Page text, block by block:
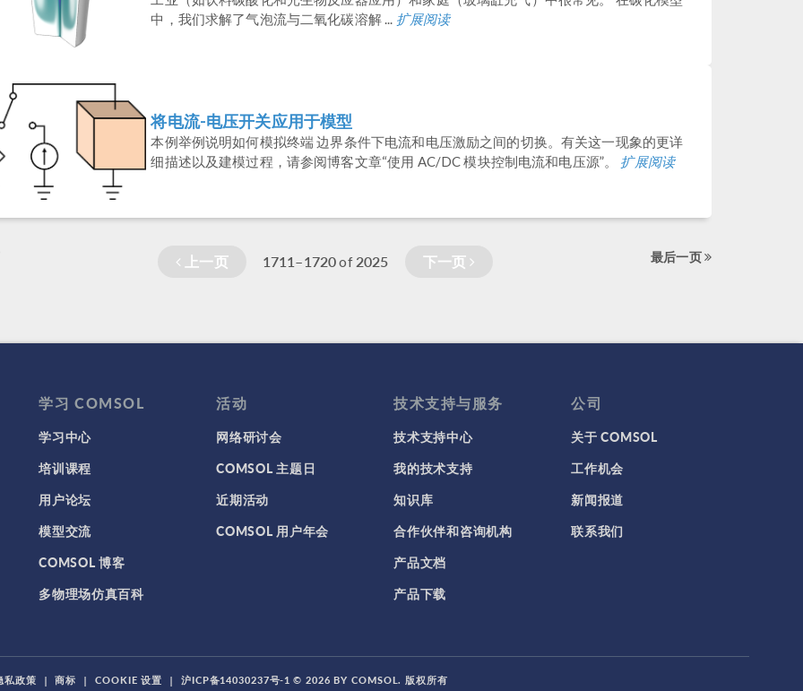
中，我们求解了气泡流与二氧化碳溶解 ... 扩展阅读
将电流-电压开关应用于模型
本例举例说明如何模拟终端 边界条件下电流和电压激励之间的切换。有关这一现象的更详
细描述以及建模过程，请参阅博客文章“使用 AC/DC 模块控制电流和电压源”。 扩展阅读
上一页 1711–1720of2025 下一页 最后一页
学习 COMSOL
学习中心
培训课程
用户论坛
模型交流
COMSOL 博客
多物理场仿真百科
活动
网络研讨会
COMSOL 主题日
近期活动
COMSOL 用户年会
技术支持与服务
技术支持中心
我的技术支持
知识库
合作伙伴和咨询机构
产品文档
产品下载
公司
关于 COMSOL
工作机会
新闻报道
联系我们
私政策 | 商标 | COOKIE 设置 | 沪ICP备14030237号-1 © 2026 BY COMSOL. 版权所有